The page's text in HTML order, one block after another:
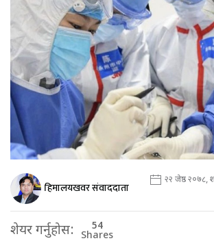
हिमालयखवर संवाददाता २२ जेष्ठ २०७८,
शेयर गर्नुहोस: 54
Shares